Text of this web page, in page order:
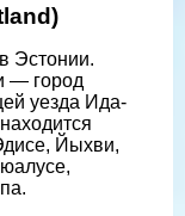
Эстонии.
— город
уезда Ида-
Йыхви,